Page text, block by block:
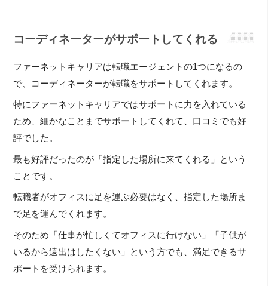
コーディネーターがサポートしてくれる
ファーネットキャリアは転職エージェントの1つになるの
で、コーディネーターが転職をサポートしてくれます。
特にファーネットキャリアではサポートに力を入れている
ため、細かなことまでサポートしてくれて、口コミでも好
評でした。
最も好評だったのが「指定した場所に来てくれる」という
ことです。
転職者がオフィスに足を運ぶ必要はなく、指定した場所ま
で足を運んでくれます。
そのため「仕事が忙しくてオフィスに行けない」「子供が
いるから遠出はしたくない」という方でも、満足できるサ
ポートを受けられます。